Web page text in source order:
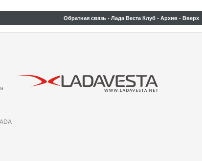
Обратная связь - Лада Веста Клуб - Архив - Вверх